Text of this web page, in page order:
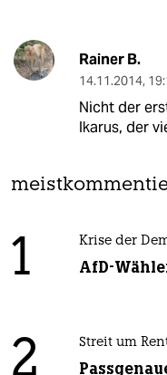
Rainer B.
14.11.2014,
Nicht der
Ikarus, der
1 Krise der
AfD-
2 Streit um